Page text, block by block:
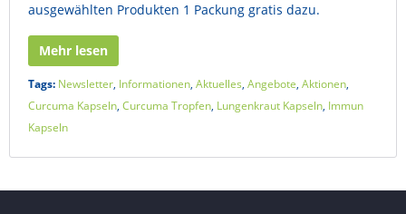
ausgewählten Produkten 1 Packung gratis dazu.
Mehr lesen
Tags: Newsletter, Informationen, Aktuelles, Angebote, Aktionen,
Curcuma Kapseln, Curcuma Tropfen, Lungenkraut Kapseln, Immun
Kapseln